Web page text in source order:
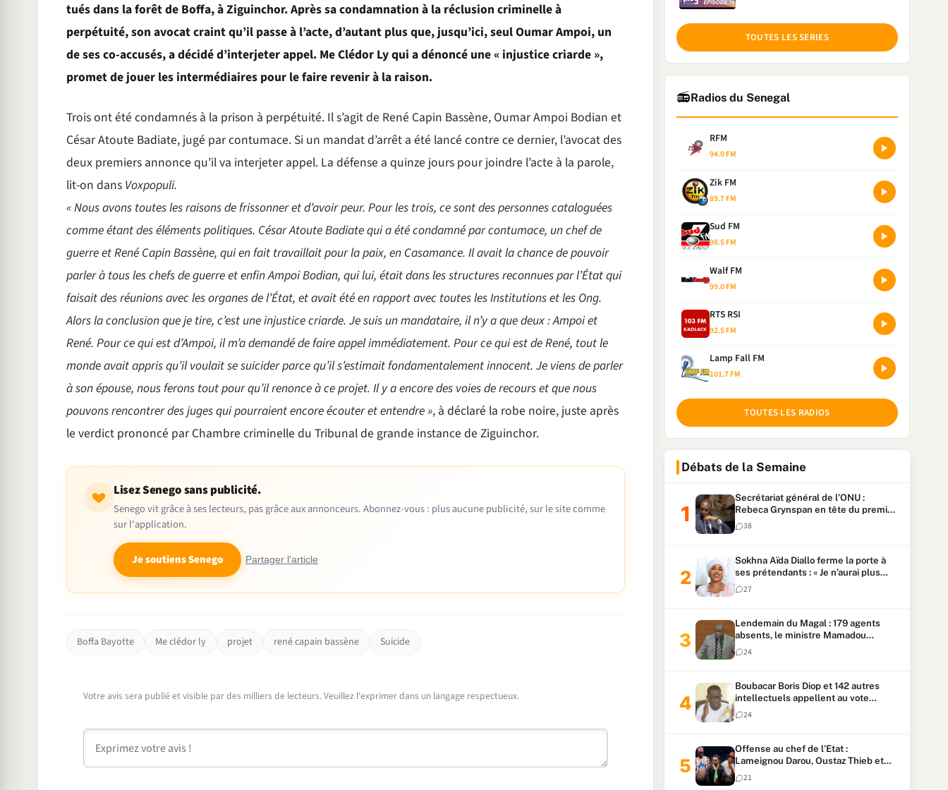
tués dans la forêt de Boffa, à Ziguinchor. Après sa condamnation à la réclusion criminelle à
perpétuité, son avocat craint qu’il passe à l’acte, d’autant plus que, jusqu’ici, seul Oumar Ampoi, un
de ses co-accusés, a décidé d’interjeter appel. Me Clédor Ly qui a dénoncé une « injustice criarde »,
promet de jouer les intermédiaires pour le faire revenir à la raison.
Trois ont été condamnés à la prison à perpétuité. Il s’agit de René Capin Bassène, Oumar Ampoi Bodian et
César Atoute Badiate, jugé par contumace. Si un mandat d’arrêt a été lancé contre ce dernier, l’avocat des
deux premiers annonce qu’il va interjeter appel. La défense a quinze jours pour joindre l’acte à la parole,
lit-on dansVoxpopuli.
« Nous avons toutes les raisons de frissonner et d’avoir peur. Pour les trois, ce sont des personnes cataloguées
comme étant des éléments politiques. César Atoute Badiate qui a été condamné par contumace, un chef de
guerre et René Capin Bassène, qui en fait travaillait pour la paix, en Casamance. Il avait la chance de pouvoir
parler à tous les chefs de guerre et enfin Ampoi Bodian, qui lui, était dans les structures reconnues par l’État qui
faisait des réunions avec les organes de l’État, et avait été en rapport avec toutes les Institutions et les Ong.
Alors la conclusion que je tire, c’est une injustice criarde. Je suis un mandataire, il n’y a que deux : Ampoi et
René. Pour ce qui est d’Ampoi, il m’a demandé de faire appel immédiatement. Pour ce qui est de René, tout le
monde avait appris qu’il voulait se suicider parce qu’il s’estimait fondamentalement innocent. Je viens de parler
à son épouse, nous ferons tout pour qu’il renonce à ce projet. Il y a encore des voies de recours et que nous
pouvons rencontrer des juges qui pourraient encore écouter et entendre », à déclaré la robe noire, juste après
le verdict prononcé par Chambre criminelle du Tribunal de grande instance de Ziguinchor.
Lisez Senego sans publicité.
Senego vit grâce à ses lecteurs, pas grâce aux annonceurs. Abonnez-vous : plus aucune publicité, sur le site comme
sur l'application.
Je soutiens Senego Partager l'article
Boffa Bayotte Me clédor ly projet rené capain bassène Suicide
Votre avis sera publié et visible par des milliers de lecteurs. Veuillez l'exprimer dans un langage respectueux.
TOUTES LES SERIES
📻Radios du Senegal
RFM
94.0 FM
Zik FM
89.7 FM
Sud FM
98.5 FM
Walf FM
99.0 FM
RTS RSI
92.5 FM
Lamp Fall FM
101.7 FM
TOUTES LES RADIOS
Débats de la Semaine
Secrétariat général de l’ONU :
Rebeca Grynspan en tête du premier
vote, Macky Sall pointe à la 5ᵉ place
38
Sokhna Aïda Diallo ferme la porte à
ses prétendants : « Je n’aurai plus
jamais un autre mari »
27
Lendemain du Magal : 179 agents
absents, le ministre Mamadou
Lamine Dianté exige des explications
24
Boubacar Boris Diop et 142 autres
intellectuels appellent au vote
urgent de la révision
constitutionnelle
24
Offense au chef de l’Etat :
Lameignou Darou, Oustaz Thieb et
Ndiaye Touba lourdement
condamnés
21